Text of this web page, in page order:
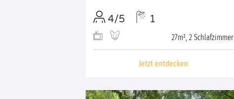
4/5 1
27m², 2 Schlafzimmer
Jetzt entdecken